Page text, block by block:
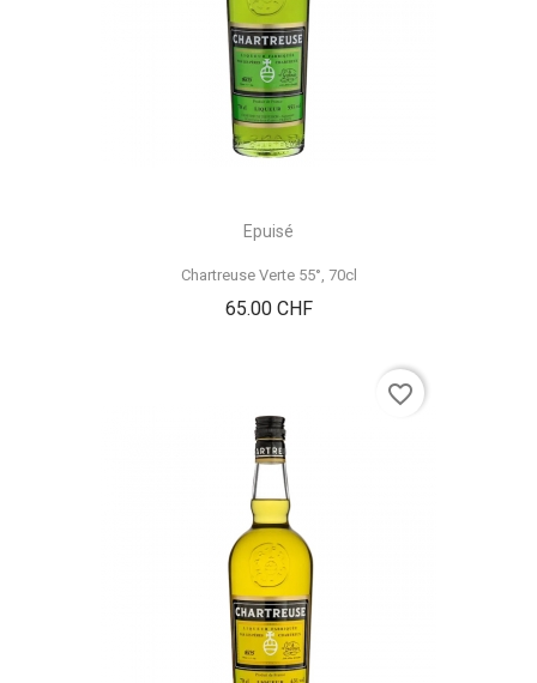
Epuisé
Chartreuse Verte 55°, 70cl
65.00 CHFPrix
favorite_border